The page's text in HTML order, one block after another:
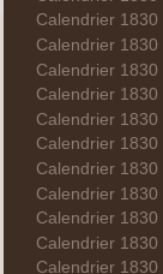
Calendrier 1830
Calendrier 1830
Calendrier 1830
Calendrier 1830
Calendrier 1830
Calendrier 1830
Calendrier
Calendrier
Calendrier
Calendrier 1830
Calendrier 1830